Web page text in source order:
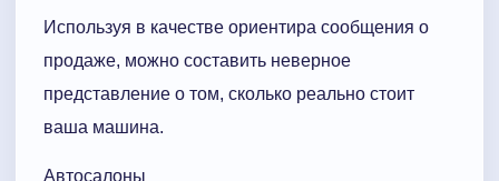
Используя в качестве ориентира сообщения о
продаже, можно составить неверное
представление о том, сколько реально стоит
ваша машина.
Автосалоны